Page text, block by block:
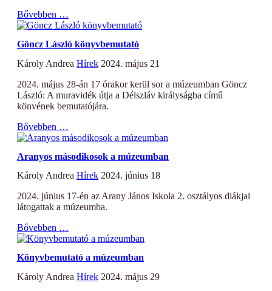
Bővebben …
Göncz László könyvbemutató
Károly Andrea Hírek 2024. május 21
2024. május 28-án 17 órakor kerül sor a múzeumban Göncz
László: A muravidék útja a Délszláv királyságba című
könvének bemutatójára.
Bővebben …
Aranyos másodikosok a múzeumban
Károly Andrea Hírek 2024. június 18
2024. június 17-én az Arany János Iskola 2. osztályos diákjai
látogattak a múzeumba.
Bővebben …
Könyvbemutató a múzeumban
Károly Andrea Hírek 2024. május 29